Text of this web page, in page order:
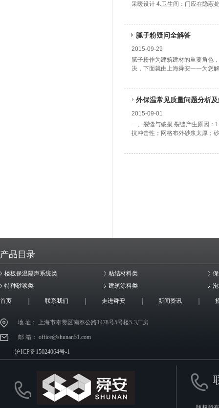
采暖设计 4.卫生间：门应在隐蔽
腻子粉疑问全解答
2015-09-29
腻子粉作为建筑建材的重要角色
决，下面就由上海舜安一一为您
外保温常见质量问题分析
2015-09-01
一、裂缝与破损 裂缝产生原因：
抗冲击性；网格布外砂浆太厚；
产品目录
楼板保温隔声系统类 粘结材料类
特种砂浆类
建筑涂料类
首页 联系我们 走进舜安 新闻资讯
地 址： 上海市奉贤区南奉公路1478号5号楼5-3厂房
邮 箱： office@shunan51.com
沪ICP备15024064号-1